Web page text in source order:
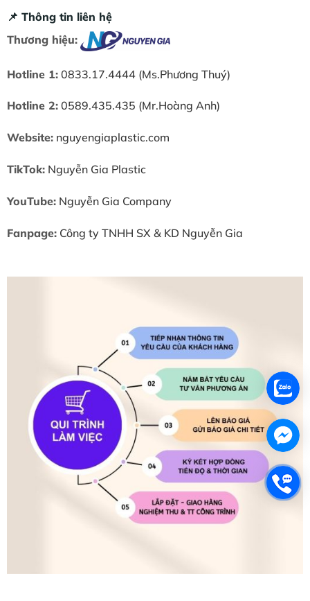
📌 Thông tin liên hệ
Thương hiệu:
Hotline 1: 0833.17.4444 (Ms.Phương Thuý)
Hotline 2: 0589.435.435 (Mr.Hoàng Anh)
Website: nguyengiaplastic.com
TikTok: Nguyễn Gia Plastic
YouTube: Nguyễn Gia Company
Fanpage: Công ty TNHH SX & KD Nguyễn Gia